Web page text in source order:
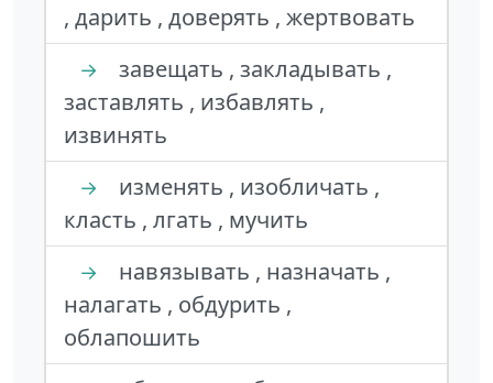
, дарить , доверять , жертвовать
→
завещать , закладывать ,
заставлять , избавлять ,
извинять
→
изменять , изобличать ,
класть , лгать , мучить
→
навязывать , назначать ,
налагать , обдурить ,
облапошить